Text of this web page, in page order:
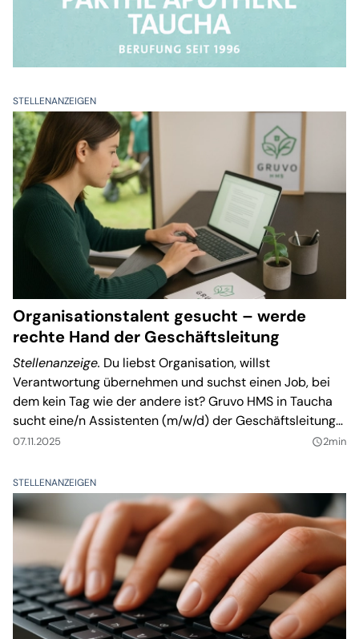
STELLENANZEIGEN
Organisationstalent gesucht – werde
rechte Hand der Geschäftsleitung
Stellenanzeige. Du liebst Organisation, willst
Verantwortung übernehmen und suchst einen Job, bei
dem kein Tag wie der andere ist? Gruvo HMS in Taucha
sucht eine/n Assistenten (m/w/d) der Geschäftsleitung
im Garten- und Landschaftsbau – mit Herz fürs
07.11.2025 query_builder2min
STELLENANZEIGEN